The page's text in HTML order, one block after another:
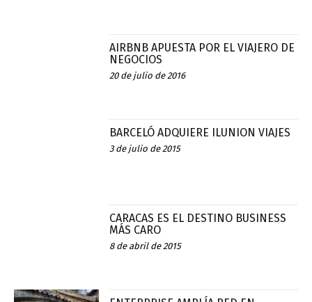
AIRBNB APUESTA POR EL VIAJERO DE
NEGOCIOS
20 de julio de 2016
BARCELÓ ADQUIERE ILUNION VIAJES
3 de julio de 2015
CARACAS ES EL DESTINO BUSINESS
MÁS CARO
8 de abril de 2015